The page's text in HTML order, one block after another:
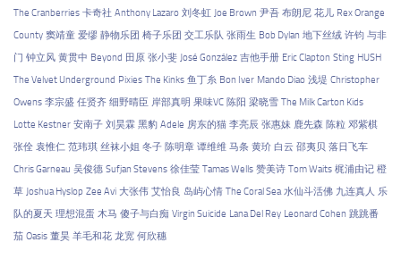
The Cranberries 卡奇社 Anthony Lazaro 刘冬虹 Joe Brown 尹吾 布朗尼 花儿 Rex Orange
County 窦靖童 爱缪 静物乐团 椅子乐团 交工乐队 张雨生 Bob Dylan 地下丝绒 许钧 与非
门 钟立风 黄贯中 Beyond 田原 张小斐 José González 吉他手册 Eric Clapton Sting HUSH
The Velvet Underground Pixies The Kinks 鱼丁糸 Bon Iver Mando Diao 浅堤 Christopher
Owens 李宗盛 任贤齐 细野晴臣 岸部真明 果味VC 陈阳 梁晓雪 The Milk Carton Kids
Lotte Kestner 安南子 刘昊霖 黑豹 Adele 房东的猫 李亮辰 张惠妹 鹿先森 陈粒 邓紫棋
张佺 袁惟仁 范玮琪 丝袜小姐 冬子 陈明章 谭维维 马条 黄玠 白云 邵夷贝 落日飞车
Chris Garneau 吴俊德 Sufjan Stevens 徐佳莹 Tamas Wells 赞美诗 Tom Waits 梶浦由记 橙
草 Joshua Hyslop Zee Avi 大张伟 艾怡良 岛屿心情 The Coral Sea 水仙斗活佛 九连真人 乐
队的夏天 理想混蛋 木马 傻子与白痴 Virgin Suicide Lana Del Rey Leonard Cohen 跳跳番
茄 Oasis 董昊 羊毛和花 龙宽 何欣穗